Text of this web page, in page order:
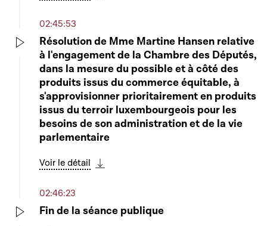
02:45:53
Résolution de Mme Martine Hansen relative
à l'engagement de la Chambre des Députés,
dans la mesure du possible et à côté des
produits issus du commerce équitable, à
s'approvisionner prioritairement en produits
issus du terroir luxembourgeois pour les
besoins de son administration et de la vie
parlementaire
Voir le détail
02:46:23
Fin de la séance publique